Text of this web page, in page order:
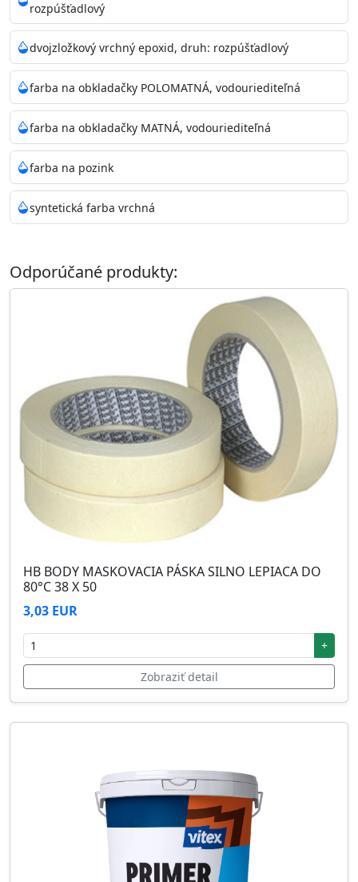
rozpúšťadlový
dvojzložkový vrchný epoxid, druh: rozpúšťadlový
farba na obkladačky POLOMATNÁ, vodouriediteľná
farba na obkladačky MATNÁ, vodouriediteľná
farba na pozink
syntetická farba vrchná
Odporúčané produkty:
HB BODY MASKOVACIA PÁSKA SILNO LEPIACA DO
80°C 38 X 50
3,03 EUR
+
Zobraziť detail